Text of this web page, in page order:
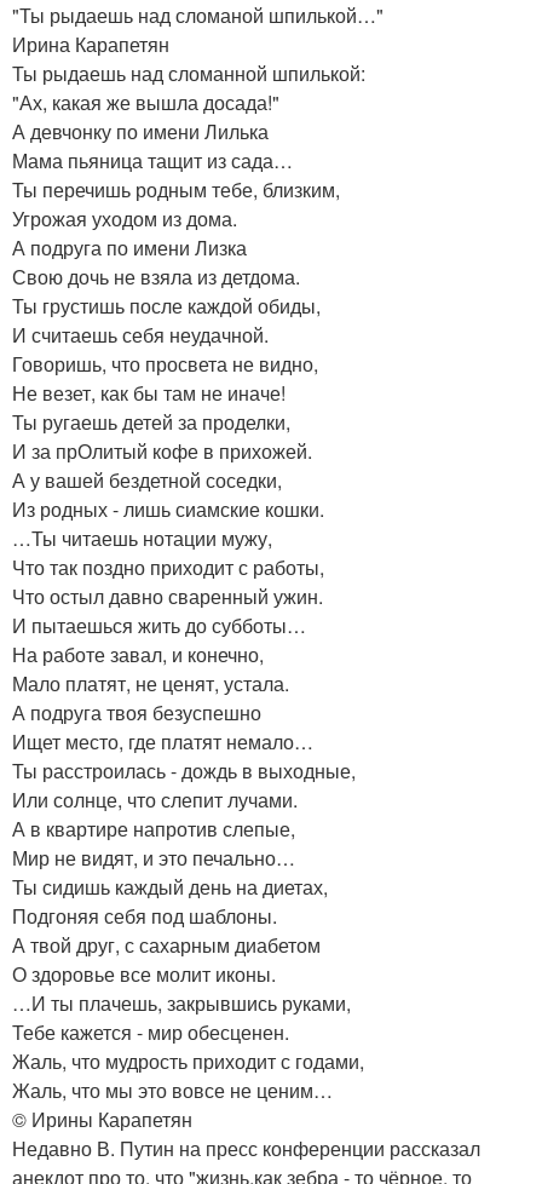
"Ты рыдаешь над сломаной шпилькой…"
Ирина Карапетян
Ты рыдаешь над сломанной шпилькой:
"Ах, какая же вышла досада!"
А девчонку по имени Лилька
Мама пьяница тащит из сада…
Ты перечишь родным тебе, близким,
Угрожая уходом из дома.
А подруга по имени Лизка
Свою дочь не взяла из детдома.
Ты грустишь после каждой обиды,
И считаешь себя неудачной.
Говоришь, что просвета не видно,
Не везет, как бы там не иначе!
Ты ругаешь детей за проделки,
И за прОлитый кофе в прихожей.
А у вашей бездетной соседки,
Из родных - лишь сиамские кошки.
…Ты читаешь нотации мужу,
Что так поздно приходит с работы,
Что остыл давно сваренный ужин.
И пытаешься жить до субботы…
На работе завал, и конечно,
Мало платят, не ценят, устала.
А подруга твоя безуспешно
Ищет место, где платят немало…
Ты расстроилась - дождь в выходные,
Или солнце, что слепит лучами.
А в квартире напротив слепые,
Мир не видят, и это печально…
Ты сидишь каждый день на диетах,
Подгоняя себя под шаблоны.
А твой друг, с сахарным диабетом
О здоровье все молит иконы.
…И ты плачешь, закрывшись руками,
Тебе кажется - мир обесценен.
Жаль, что мудрость приходит с годами,
Жаль, что мы это вовсе не ценим…
© Ирины Карапетян
Недавно В. Путин на пресс конференции рассказал
анекдот про то, что "жизнь,как зебра - то чёрное, то